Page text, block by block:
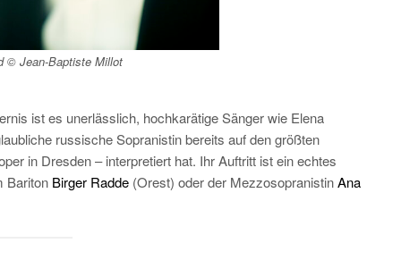
© Jean-Baptiste Millot
ist es unerlässlich, hochkarätige Sänger wie Elena
russische Sopranistin bereits auf den größten
in Dresden – interpretiert hat. Ihr Auftritt ist ein echtes
Bariton Birger Radde (Orest) oder der MezzosopranistinAna